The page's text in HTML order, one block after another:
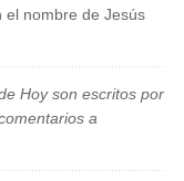
el nombre de Jesús
Hoy son escritos por
a